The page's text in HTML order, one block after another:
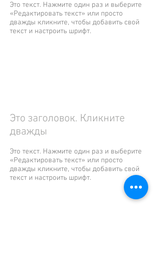
Это заголовок. Кликните
дважды
Это текст. Нажмите один раз и выберите
«Редактировать текст» или просто
дважды кликните, чтобы добавить свой
текст и настроить шрифт.
Это текст. Нажмите один раз и выберите
«Редактировать текст» или просто
дважды кликните, чтобы добавить свой
текст и настроить шрифт.